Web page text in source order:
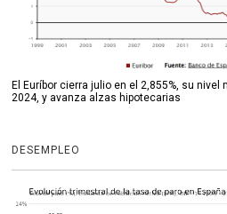
El Euríbor cierra julio en el 2,855%, su
2024, y avanza alzas hipotecarias
DESEMPLEO